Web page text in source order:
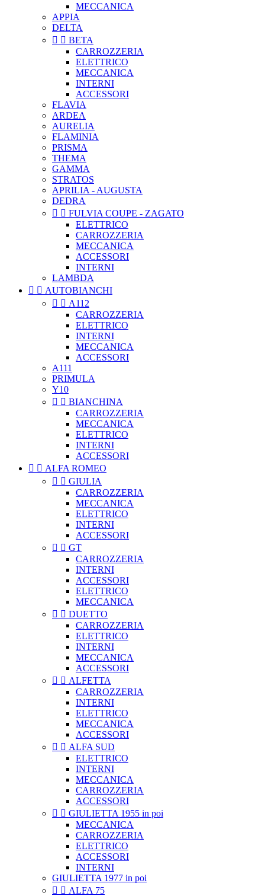
MECCANICA
APPIA
DELTA
  BETA
CARROZZERIA
ELETTRICO
MECCANICA
INTERNI
ACCESSORI
FLAVIA
ARDEA
AURELIA
FLAMINIA
PRISMA
THEMA
GAMMA
STRATOS
APRILIA - AUGUSTA
DEDRA
  FULVIA COUPE - ZAGATO
ELETTRICO
CARROZZERIA
MECCANICA
ACCESSORI
INTERNI
LAMBDA
  AUTOBIANCHI
  A112
CARROZZERIA
ELETTRICO
INTERNI
MECCANICA
ACCESSORI
A111
PRIMULA
Y10
  BIANCHINA
CARROZZERIA
MECCANICA
ELETTRICO
INTERNI
ACCESSORI
  ALFA ROMEO
  GIULIA
CARROZZERIA
MECCANICA
ELETTRICO
INTERNI
ACCESSORI
  GT
CARROZZERIA
INTERNI
ACCESSORI
ELETTRICO
MECCANICA
  DUETTO
CARROZZERIA
ELETTRICO
INTERNI
MECCANICA
ACCESSORI
  ALFETTA
CARROZZERIA
INTERNI
ELETTRICO
MECCANICA
ACCESSORI
  ALFA SUD
ELETTRICO
INTERNI
MECCANICA
CARROZZERIA
ACCESSORI
  GIULIETTA 1955 in poi
MECCANICA
CARROZZERIA
ELETTRICO
ACCESSORI
INTERNI
GIULIETTA 1977 in poi
  ALFA 75